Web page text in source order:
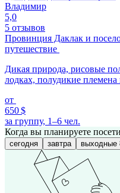
Владимир
5,0
5 отзывов
Провинция Даклак и
путешествие
Дикая природа, рисовые
лодках, полудикие
от
650 $
за группу, 1–6 чел.
Когда вы планируете
сегодня завтра выходные